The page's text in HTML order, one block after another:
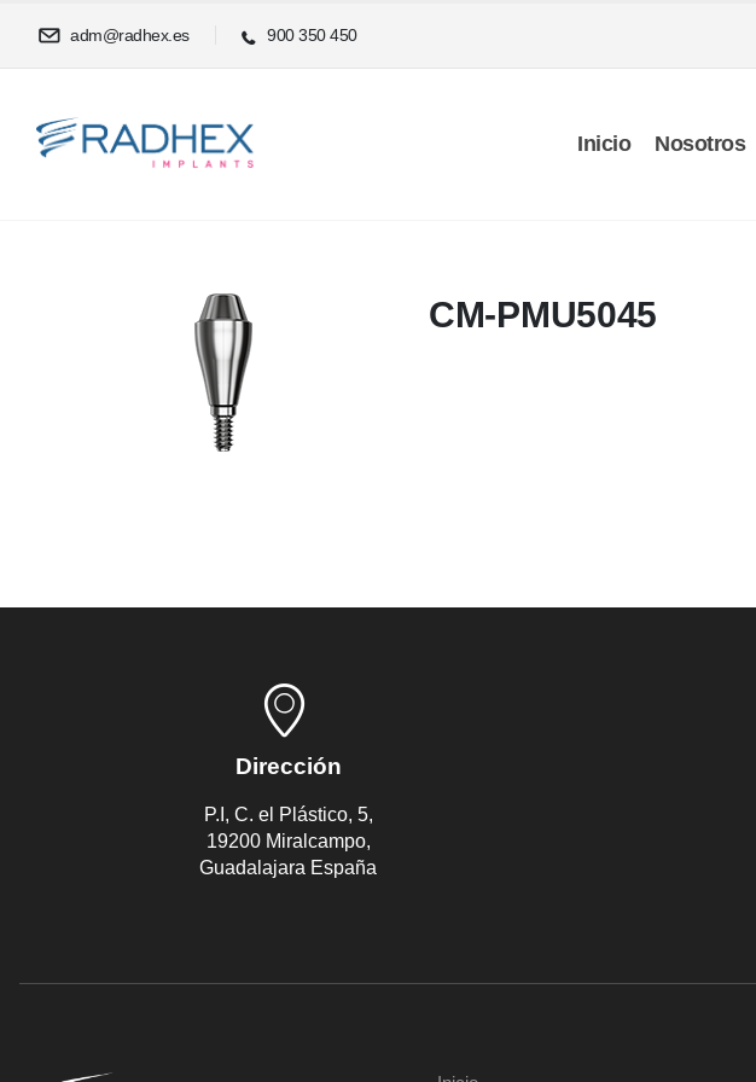
adm@radhex.es 900 350 450
Inicio Nosotros
CM-PMU5045
Dirección
P.I, C. el Plástico, 5,
19200 Miralcampo,
Guadalajara España